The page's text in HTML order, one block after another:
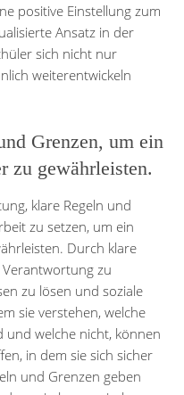
positive Einstellung zum
Ansatz in der
sich nicht nur
weiterentwickeln
Grenzen, um ein
zu gewährleisten.
klare Regeln und
zu setzen, um ein
Durch klare
zu
zu lösen und soziale
sie verstehen, welche
und welche nicht, können
in dem sie sich sicher
und Grenzen geben